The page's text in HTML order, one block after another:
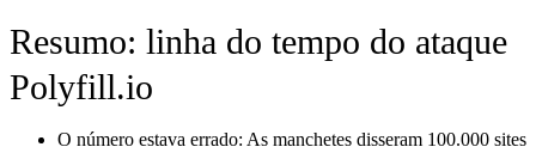
Resumo: linha do tempo do ataque
Polyfill.io
O número estava errado: As manchetes disseram 100.000 sites